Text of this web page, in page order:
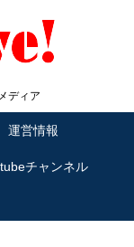
ディア
運営情報
チャンネル